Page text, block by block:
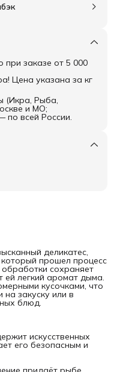
при заказе от 5 000
Цена указана за кг
(Икра, Рыба,
и МО;
всей России.
деликатес,
прошел процесс
сохраняет
ей легкий аромат дыма.
кусочками, что
закуску или в
блюд.
искусственных
его безопасным и